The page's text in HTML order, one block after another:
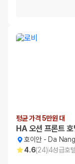
평균 가격 5만원 대
HA 오션 프론트
호이안- Da
4.6(24)4성급호